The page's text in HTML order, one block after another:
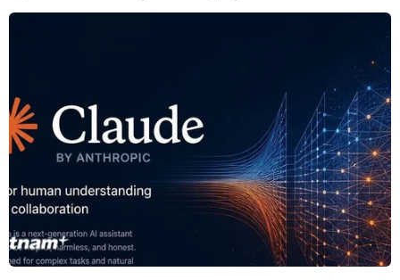
Uber dự định mua đối thủ Careem với giá